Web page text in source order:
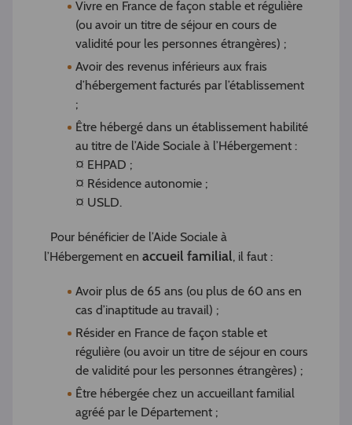
Vivre en France de façon stable et régulière
(ou avoir un titre de séjour en cours de
validité pour les personnes étrangères) ;
Avoir des revenus inférieurs aux frais
d’hébergement facturés par l’établissement
;
Être hébergé dans un établissement habilité
au titre de l’Aide Sociale à l’Hébergement :
¤ EHPAD ;
¤ Résidence autonomie ;
¤ USLD.
Pour bénéficier de l’Aide Sociale à
l’Hébergement en accueil familial, il faut :
Avoir plus de 65 ans (ou plus de 60 ans en
cas d’inaptitude au travail) ;
Résider en France de façon stable et
régulière (ou avoir un titre de séjour en cours
de validité pour les personnes étrangères) ;
Être hébergée chez un accueillant familial
agréé par le Département ;